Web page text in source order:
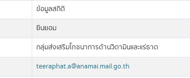
ข้อมูลสถิติ
ยินยอม
กลุ่มส่งเสริมโภชนาการด้านวิตามินและแร่ธาต
teeraphat.a@anamai.mail.go.th